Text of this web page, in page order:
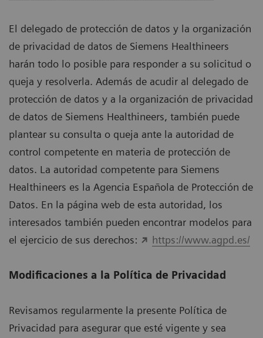
El delegado de protección de datos y la organización
de privacidad de datos de Siemens Healthineers
harán todo lo posible para responder a su solicitud o
queja y resolverla. Además de acudir al delegado de
protección de datos y a la organización de privacidad
de datos de Siemens Healthineers, también puede
plantear su consulta o queja ante la autoridad de
control competente en materia de protección de
datos. La autoridad competente para Siemens
Healthineers es la Agencia Española de Protección de
Datos. En la página web de esta autoridad, los
interesados también pueden encontrar modelos para
el ejercicio de sus derechos:
https://www.agpd.es/
Modificaciones a la Política de Privacidad
Revisamos regularmente la presente Política de
Privacidad para asegurar que esté vigente y sea